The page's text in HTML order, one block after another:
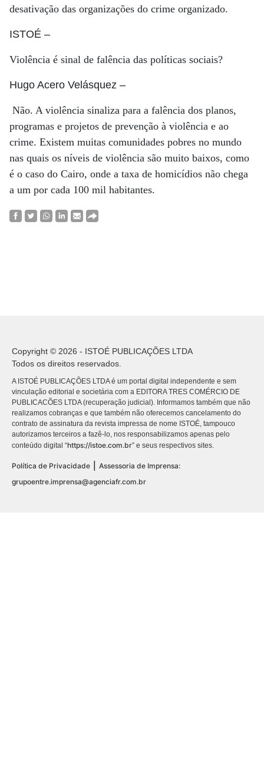
desativação das organizações do crime organizado.
ISTOÉ –
Violência é sinal de falência das políticas sociais?
Hugo Acero Velásquez –
Não. A violência sinaliza para a falência dos planos,
programas e projetos de prevenção à violência e ao
crime. Existem muitas comunidades pobres no mundo
nas quais os níveis de violência são muito baixos, como
é o caso do Cairo, onde a taxa de homicídios não chega
a um por cada 100 mil habitantes.
Copyright © 2026 - ISTOÉ PUBLICAÇÕES LTDA
Todos os direitos reservados.
A ISTOÉ PUBLICAÇÕES LTDA é um portal digital independente e sem
vinculação editorial e societária com a EDITORA TRES COMÉRCIO DE
PUBLICACÕES LTDA (recuperação judicial). Informamos também que não
realizamos cobranças e que também não oferecemos cancelamento do
contrato de assinatura da revista impressa de nome ISTOÉ, tampouco
autorizamos terceiros a fazê-lo, nos responsabilizamos apenas pelo
conteúdo digital “https://istoe.com.br” e seus respectivos sites.
Política de Privacidade
Assessoria de Imprensa:
grupoentre.imprensa@agenciafr.com.br